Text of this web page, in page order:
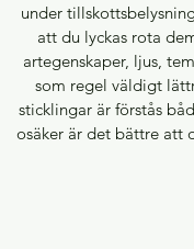
under
att du lyckas rota
artegenskaper, ljus,
som regel väldigt
sticklingar är förstås
osäker är det bättre att